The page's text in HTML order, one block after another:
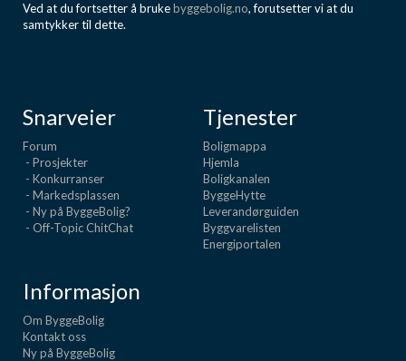
Ved at du fortsetter å brukebyggebolig.no, forutsetter vi at du
samtykker til dette.
Snarveier
Forum
- Prosjekter
- Konkurranser
- Markedsplassen
- Ny på ByggeBolig?
- Off-Topic ChitChat
Tjenester
Boligmappa
Hjemla
Boligkanalen
ByggeHytte
Leverandørguiden
Byggvarelisten
Energiportalen
Informasjon
Om ByggeBolig
Kontakt oss
Ny på ByggeBolig